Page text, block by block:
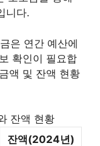
니다.
은 연간 예산에
확인이 필요합
액 및 잔액 현황
잔액 현황
잔액(2024년)